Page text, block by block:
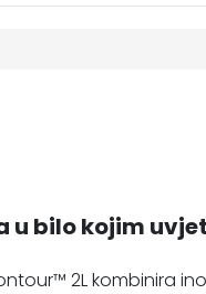
u bilo kojim
2L kombinira